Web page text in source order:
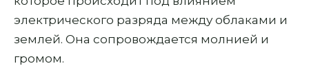
электрического разряда между облаками и
землей. Она сопровождается молнией и
громом.